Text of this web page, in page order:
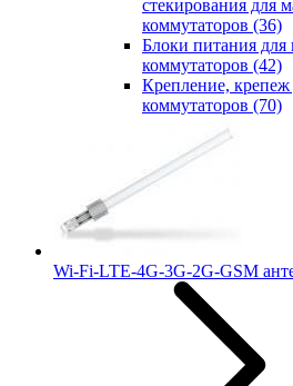
стекирования для
коммутаторов (36)
Блоки питания для
коммутаторов (42)
Крепление, крепеж
коммутаторов (70)
Wi-Fi-LTE-4G-3G-2G-GSM